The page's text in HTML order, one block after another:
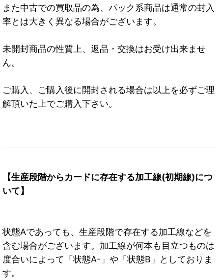
また中古での買取品の為、パック系商品は通常の封入
率とは大きく異なる場合がございます。
未開封商品の性質上、返品・交換はお受け出来ませ
ん。
ご購入、ご購入後に開封される場合は以上を必ずご理
解頂いた上でご購入下さい。
【生産段階からカードに存在する加工線(初期線)につ
いて】
状態Aであっても、生産段階で存在する加工線などを
含む場合がございます。加工線が何本も目立つものは
度合いによって「状態A-」や「状態B」としておりま
す。